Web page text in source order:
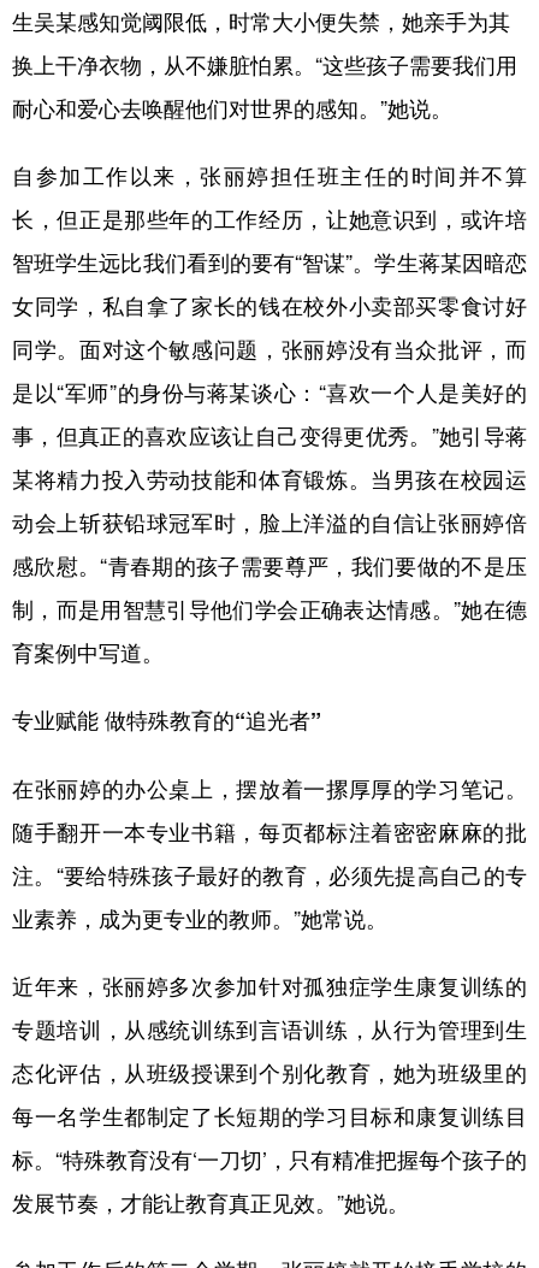
生吴某感知觉阈限低，时常大小便失禁，她亲手为其
换上干净衣物，从不嫌脏怕累。“这些孩子需要我们用
耐心和爱心去唤醒他们对世界的感知。”她说。
自参加工作以来，张丽婷担任班主任的时间并不算
长，但正是那些年的工作经历，让她意识到，或许培
智班学生远比我们看到的要有“智谋”。学生蒋某因暗恋
女同学，私自拿了家长的钱在校外小卖部买零食讨好
同学。面对这个敏感问题，张丽婷没有当众批评，而
是以“军师”的身份与蒋某谈心：“喜欢一个人是美好的
事，但真正的喜欢应该让自己变得更优秀。”她引导蒋
某将精力投入劳动技能和体育锻炼。当男孩在校园运
动会上斩获铅球冠军时，脸上洋溢的自信让张丽婷倍
感欣慰。“青春期的孩子需要尊严，我们要做的不是压
制，而是用智慧引导他们学会正确表达情感。”她在德
育案例中写道。
专业赋能 做特殊教育的“追光者”
在张丽婷的办公桌上，摆放着一摞厚厚的学习笔记。
随手翻开一本专业书籍，每页都标注着密密麻麻的批
注。“要给特殊孩子最好的教育，必须先提高自己的专
业素养，成为更专业的教师。”她常说。
近年来，张丽婷多次参加针对孤独症学生康复训练的
专题培训，从感统训练到言语训练，从行为管理到生
态化评估，从班级授课到个别化教育，她为班级里的
每一名学生都制定了长短期的学习目标和康复训练目
标。“特殊教育没有‘一刀切’，只有精准把握每个孩子的
发展节奏，才能让教育真正见效。”她说。